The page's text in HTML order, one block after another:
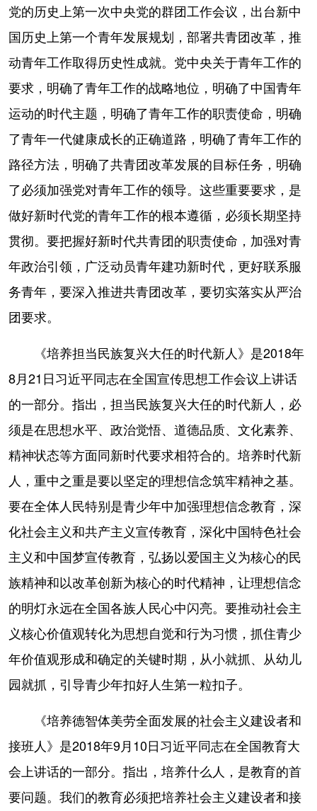
党的历史上第一次中央党的群团工作会议，出台新中
国历史上第一个青年发展规划，部署共青团改革，推
动青年工作取得历史性成就。党中央关于青年工作的
要求，明确了青年工作的战略地位，明确了中国青年
运动的时代主题，明确了青年工作的职责使命，明确
了青年一代健康成长的正确道路，明确了青年工作的
路径方法，明确了共青团改革发展的目标任务，明确
了必须加强党对青年工作的领导。这些重要要求，是
做好新时代党的青年工作的根本遵循，必须长期坚持
贯彻。要把握好新时代共青团的职责使命，加强对青
年政治引领，广泛动员青年建功新时代，更好联系服
务青年，要深入推进共青团改革，要切实落实从严治
团要求。
《培养担当民族复兴大任的时代新人》是2018年
8月21日习近平同志在全国宣传思想工作会议上讲话
的一部分。指出，担当民族复兴大任的时代新人，必
须是在思想水平、政治觉悟、道德品质、文化素养、
精神状态等方面同新时代要求相符合的。培养时代新
人，重中之重是要以坚定的理想信念筑牢精神之基。
要在全体人民特别是青少年中加强理想信念教育，深
化社会主义和共产主义宣传教育，深化中国特色社会
主义和中国梦宣传教育，弘扬以爱国主义为核心的民
族精神和以改革创新为核心的时代精神，让理想信念
的明灯永远在全国各族人民心中闪亮。要推动社会主
义核心价值观转化为思想自觉和行为习惯，抓住青少
年价值观形成和确定的关键时期，从小就抓、从幼儿
园就抓，引导青少年扣好人生第一粒扣子。
《培养德智体美劳全面发展的社会主义建设者和
接班人》是2018年9月10日习近平同志在全国教育大
会上讲话的一部分。指出，培养什么人，是教育的首
要问题。我们的教育必须把培养社会主义建设者和接